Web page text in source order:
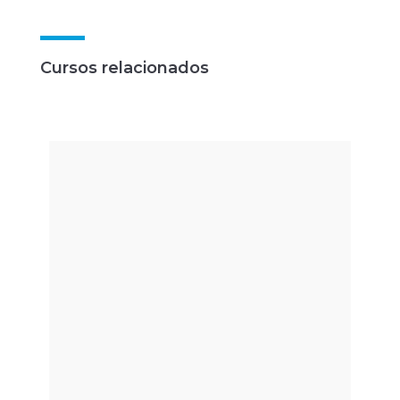
Cursos relacionados